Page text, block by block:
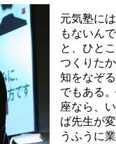
元気塾に
もないん
と、ひと
つくりた
知をなぞ
でもある
座なら、
ば先生が
うふうに